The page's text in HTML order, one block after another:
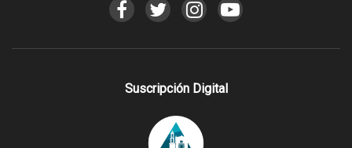
Suscripción Digital